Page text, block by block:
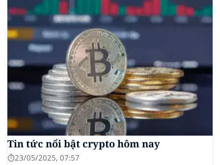
Tin tức nổi bật crypto hôm nay
⏱️23/05/2025, 07:57